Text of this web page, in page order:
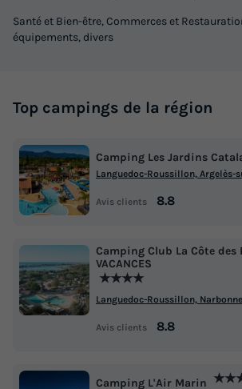
Santé et Bien-être, Commerces et
équipements, divers
Top campings de la région
Camping Les Jardins
Languedoc-Roussillon, Argelès-
Avis clients 8.8
Camping Club La Côte des
VACANCES
★★★★
Languedoc-Roussillon,
Avis clients 8.8
Camping L'Air Marin